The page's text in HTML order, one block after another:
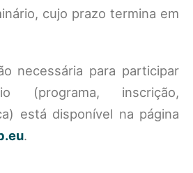
cujo prazo termina em
necessária para participar
(programa, inscrição,
está disponível na página
.